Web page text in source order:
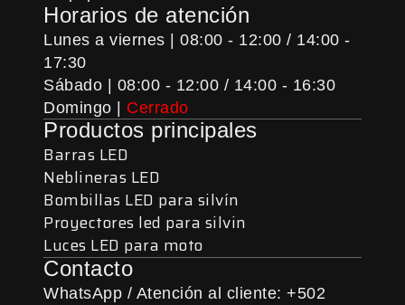
Horarios de atención
Lunes a viernes | 08:00 - 12:00 / 14:00 -
17:30
Sábado | 08:00 - 12:00 / 14:00 - 16:30
Domingo | Cerrado
Productos principales
Barras LED
Neblineras LED
Bombillas LED para silvín
Proyectores led para silvin
Luces LED para moto
Contacto
WhatsApp / Atención al cliente: +502